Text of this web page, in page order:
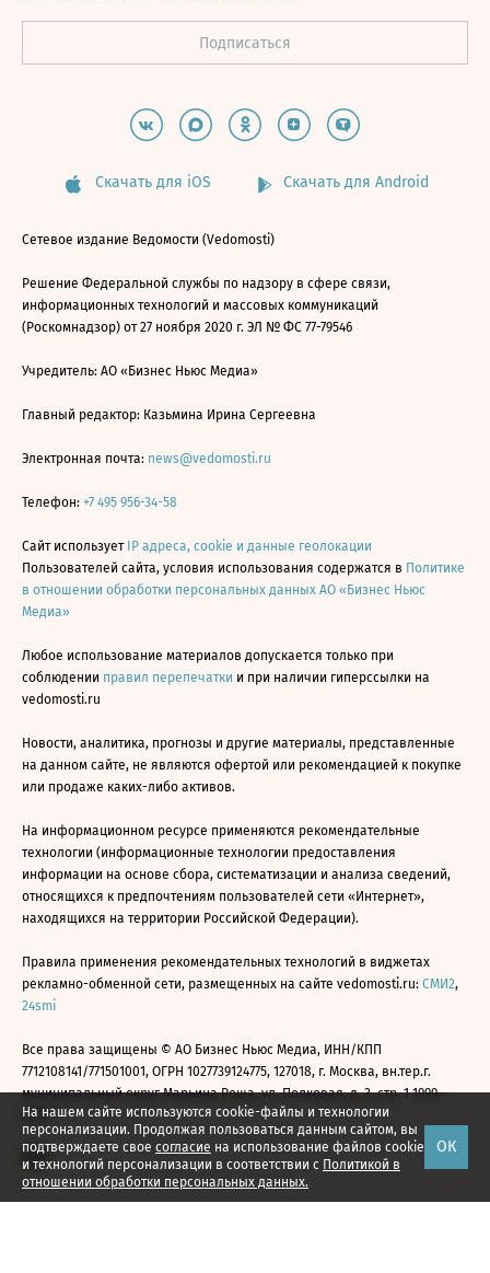
На нашем сайте используются cookie-файлы и технологии
персонализации. Продолжая пользоваться данным сайтом, вы
подтверждаете свое согласие на использование файлов cookie
и технологий персонализации в соответствии с Политикой в
отношении обработки персональных данных.
ОК
Скачать для iOS Скачать для Android
Сетевое издание Ведомости (Vedomosti)
Решение Федеральной службы по надзору в сфере связи,
информационных технологий и массовых коммуникаций
(Роскомнадзор) от 27 ноября 2020 г. ЭЛ № ФС 77-79546
Учредитель: АО «Бизнес Ньюс Медиа»
Главный редактор: Казьмина Ирина Сергеевна
Электронная почта: news@vedomosti.ru
Телефон: +7 495 956-34-58
Сайт использует IP адреса, cookie и данные геолокации
Пользователей сайта, условия использования содержатся в Политике
в отношении обработки персональных данных АО «Бизнес Ньюс
Медиа»
Любое использование материалов допускается только при
соблюдении правил перепечатки и при наличии гиперссылки на
vedomosti.ru
Новости, аналитика, прогнозы и другие материалы, представленные
на данном сайте, не являются офертой или рекомендацией к покупке
или продаже каких-либо активов.
На информационном ресурсе применяются рекомендательные
технологии (информационные технологии предоставления
информации на основе сбора, систематизации и анализа сведений,
относящихся к предпочтениям пользователей сети «Интернет»,
находящихся на территории Российской Федерации).
Правила применения рекомендательных технологий в виджетах
рекламно-обменной сети, размещенных на сайте vedomosti.ru: СМИ2,
24smi
Все права защищены © АО Бизнес Ньюс Медиа, ИНН/КПП
7712108141/771501001, ОГРН 1027739124775, 127018, г. Москва, вн.тер.г.
муниципальный округ Марьина Роща, ул. Полковая, д. 3, стр. 1 1999—
2026